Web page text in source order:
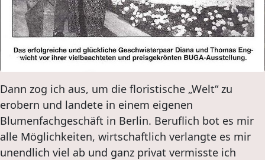
Dann zog ich aus, um die floristische „Welt“ zu
erobern und landete in einem eigenen
Blumenfachgeschäft in Berlin. Beruflich bot es mir
alle Möglichkeiten, wirtschaftlich verlangte es mir
unendlich viel ab und ganz privat vermisste ich